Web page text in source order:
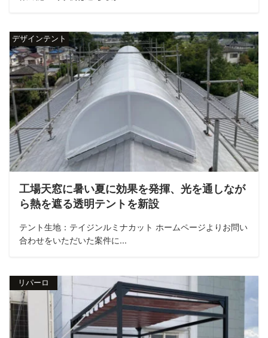
デザインテント
工場天窓に暑い夏に効果を発揮、光を通しなが
ら熱を遮る透明テントを新設
テント生地：テイジンルミナカット ホームページよりお問い
合わせをいただいた案件に...
リパーロ